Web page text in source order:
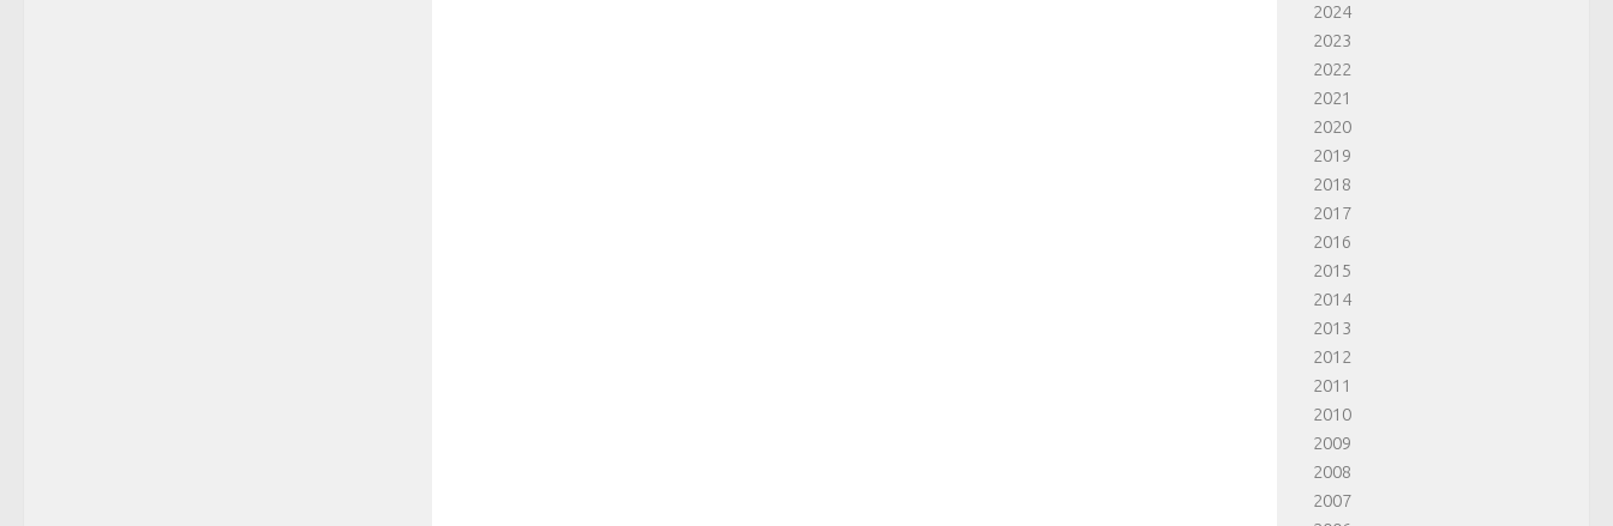
2024
2023
2022
2021
2020
2019
2018
2017
2016
2015
2014
2013
2012
2011
2010
2009
2008
2007